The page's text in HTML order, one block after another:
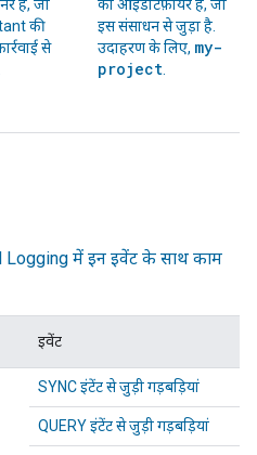
है, जो
की
से
का आइडेंटिफ़ायर है, जो
इस संसाधन से जुड़ा है.
उदाहरण के लिए, my-
project
Logging में इन इवेंट के साथ काम
इवेंट
SYNCइंटेंट से जुड़ी गड़बड़ियां
QUERYइंटेंट से जुड़ी गड़बड़ियां